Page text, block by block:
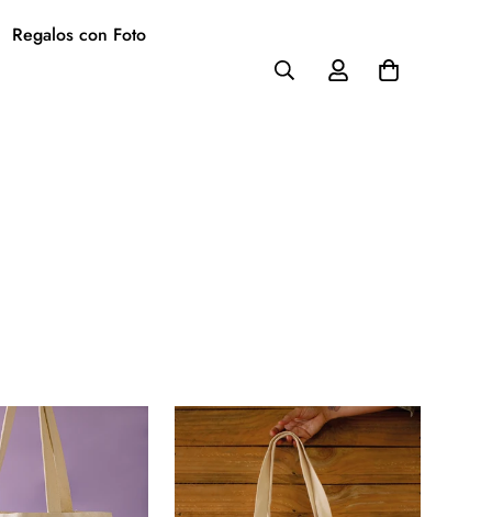
Regalos con Foto